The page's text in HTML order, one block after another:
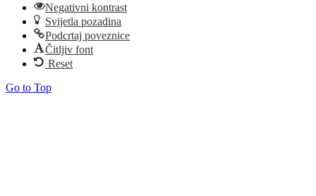
Negativni kontrast
Svijetla pozadina
Podcrtaj poveznice
Čitljiv font
Reset
Go to Top